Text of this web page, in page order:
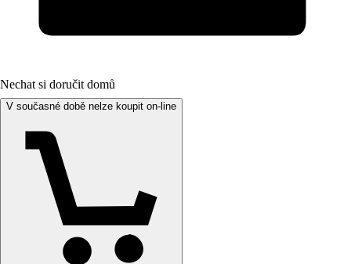
Nechat si doručit domů
V současné době nelze koupit on-line